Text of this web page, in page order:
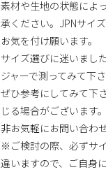
素材や生地の状態によ
承ください。JPNサイ
お気を付け願います。
サイズ選びに迷いまし
ジャーで測ってみて下
ぜひ参考にしてみて下
じる場合がございます
非お気軽にお問い合わ
※ご検討の際、必ずサ
違いますので、ご自身